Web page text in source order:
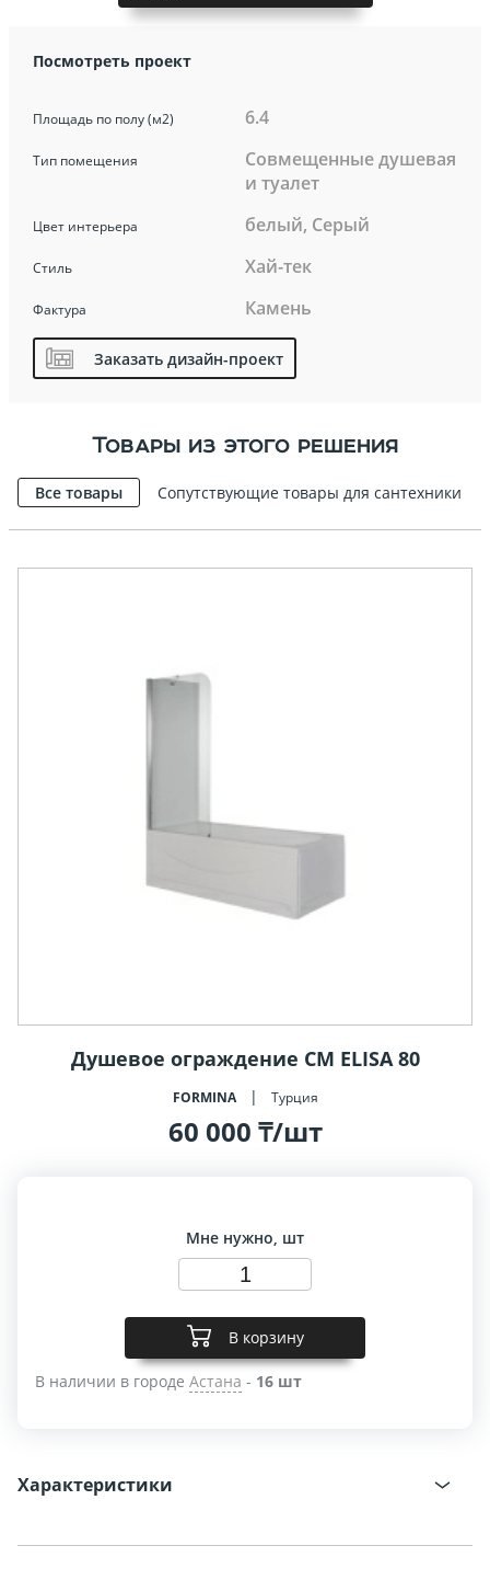
Посмотреть проект
Площадь по полу (м2) 6.4
Тип помещения
Совмещенные душевая
и туалет
Цвет интерьера белый, Серый
Стиль Хай-тек
Фактура Камень
Заказать дизайн-проект
Товары из этого решения
Все товары Сопутствующие товары для сантехники
Характеристики
Душевое ограждение CM ELISA 80
FORMINA Турция
60 000 ₸/шт
Мне нужно, шт
В корзину
В наличии в городе Астана - 16 шт